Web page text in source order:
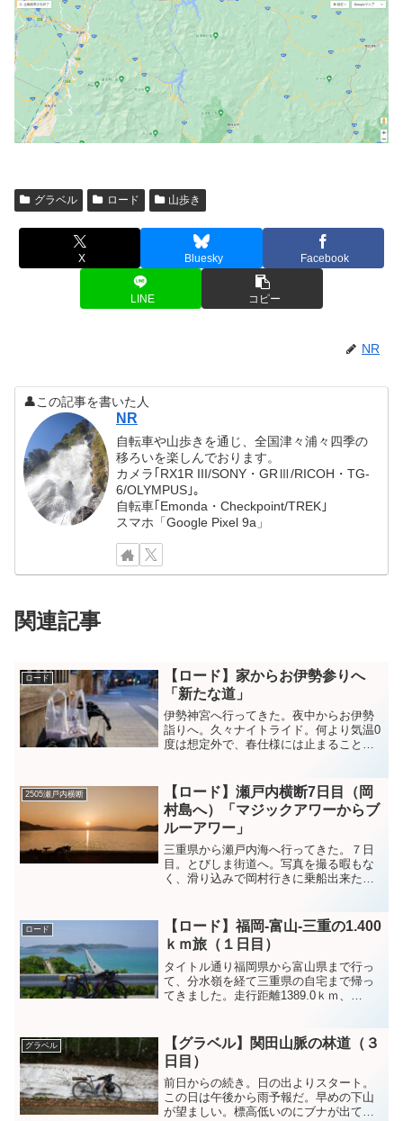
グラベル ロード 山歩き
X Bluesky Facebook
LINE コピー
NR
👤この記事を書いた人
NR
自転車や山歩きを通じ、全国津々浦々四季の
移ろいを楽しんでおります。
カメラ｢RX1R III/SONY・GRⅢ/RICOH・TG-
6/OLYMPUS｣。
自転車｢Emonda・Checkpoint/TREK｣
スマホ「Google Pixel 9a」
関連記事
ロード
【ロード】家からお伊勢参りへ
「新たな道」
伊勢神宮へ行ってきた。夜中からお伊勢
詣りへ。久々ナイトライド。何より気温0
度は想定外で、春仕様には止まることが
pic.twitter.com/ublCQxZv7f— N...
2505瀬戸内横断
【ロード】瀬戸内横断7日目（岡
村島へ）「マジックアワーからブ
ルーアワー」
三重県から瀬戸内海へ行ってきた。７日
目。とびしま街道へ。写真を撮る暇もな
く、滑り込みで岡村行きに乗船出来た。
マチ定食を頂く。ハマチがプリプリで美
味しく、1000円でこ...
ロード
【ロード】福岡-富山-三重の1.400
ｋｍ旅（１日目）
タイトル通り福岡県から富山県まで行っ
て、分水嶺を経て三重県の自宅まで帰っ
てきました。走行距離1389.0ｋｍ、
目 長門ー江津（157.3ｋｍ）３日目 江
津...
グラベル
【グラベル】関田山脈の林道（３
日目）
前日からの続き。日の出よりスタート。
この日は午後から雨予報だ。早めの下山
が望ましい。標高低いのにブナが出てく